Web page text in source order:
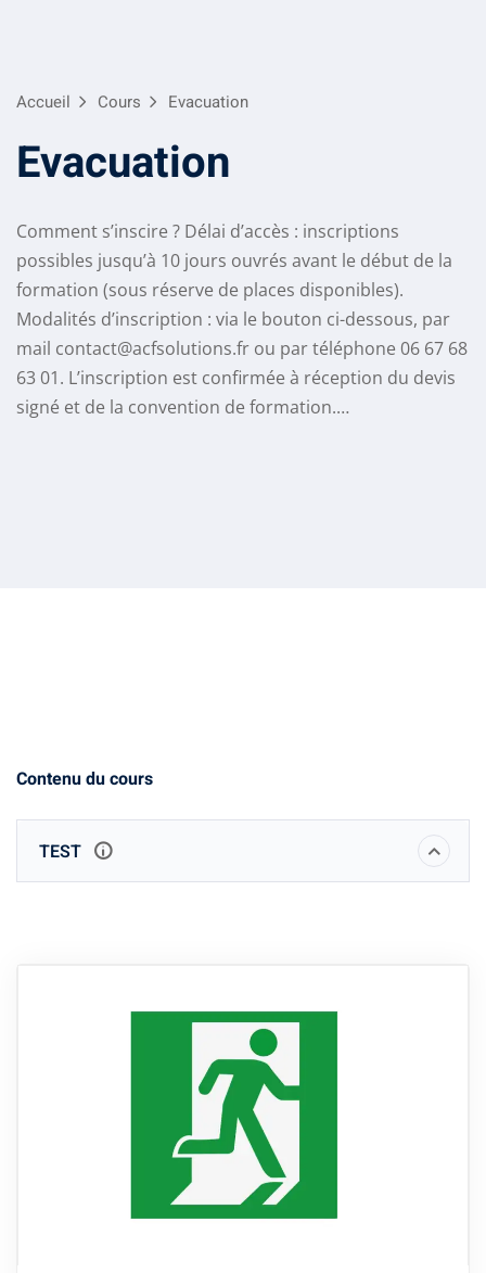
Accueil
Cours Evacuation
Evacuation
Comment s’inscire ? Délai d’accès : inscriptions
possibles jusqu’à 10 jours ouvrés avant le début de la
formation (sous réserve de places disponibles).
Modalités d’inscription : via le bouton ci-dessous, par
mail contact@acfsolutions.fr ou par téléphone 06 67 68
63 01. L’inscription est confirmée à réception du devis
signé et de la convention de formation.…
Contenu du cours
TEST